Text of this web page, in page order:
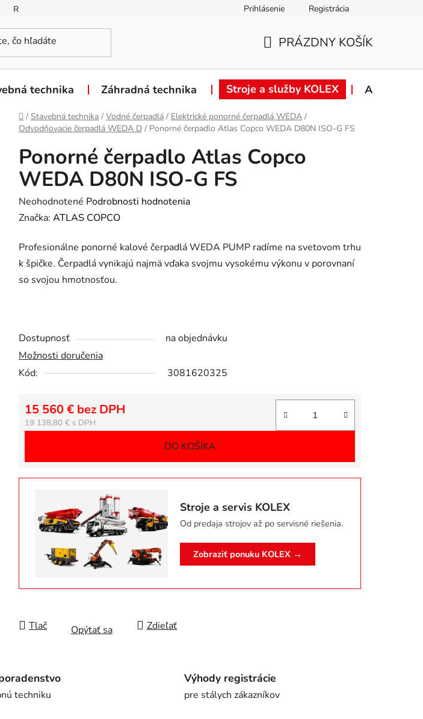
Reklamačný formulár Záručné podmienky Podmienky ochrany
Prihlásenie Registrácia
KOŠÍK
PRÁZDNY KOŠÍK
technika Záhradná technika Stroje a služby KOLEX Akcie
Domov
/ Stavebná technika / Vodné čerpadlá / Elektrické ponorné čerpadlá WEDA /
Odvodňovacie čerpadlá WEDA D / Ponorné čerpadlo Atlas Copco WEDA D80N ISO-G FS
Ponorné čerpadlo Atlas Copco
WEDA D80N ISO-G FS
Priemerné
hodnotenie
je
0,0
z
Neohodnotené Podrobnosti hodnotenia
Značka: ATLAS COPCO
Profesionálne ponorné kalové čerpadlá WEDA PUMP radíme na svetovom trhu
k špičke. Čerpadlá vynikajú najmä vďaka svojmu vysokému výkonu v porovnaní
so svojou hmotnosťou.
Dostupnosť
na objednávku
Možnosti doručenia
Kód:
3081620325
19 138,80 €
15 560 € bez DPH
DO KOŠÍKA
Stroje a servis KOLEX
Od predaja strojov až po servisné riešenia.
Zobraziť ponuku KOLEX →
Tlač Opýtať sa Zdieľať
techniku
Výhody registrácie
pre stálych zákazníkov